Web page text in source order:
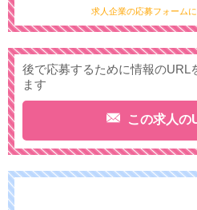
求人企業の応募フォーム
後で応募するために情報のURL
ます
この求人の